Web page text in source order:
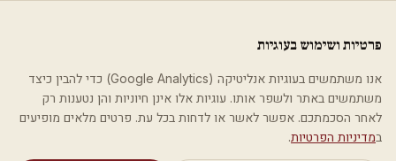
מאמריםקטגוריותחיפושאודות
בית קטגוריות רופאי עור ומין ד"ר ויינראוך לואיס
רופאי עור ומין
פרטיות ושימוש בעוגיות
אנו משתמשים בעוגיות אנליטיקה (Google Analytics) כדי להבין כיצד
משתמשים באתר ולשפר אותו. עוגיות אלו אינן חיוניות והן נטענות רק
לאחר הסכמתכם. אפשר לאשר או לדחות בכל עת. פרטים מלאים מופיעים
במדיניות הפרטיות.